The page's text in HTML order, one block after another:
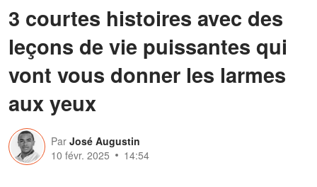
3 courtes histoires avec des
leçons de vie puissantes qui
vont vous donner les larmes
aux yeux
Par José Augustin
10 févr. 2025
14:54